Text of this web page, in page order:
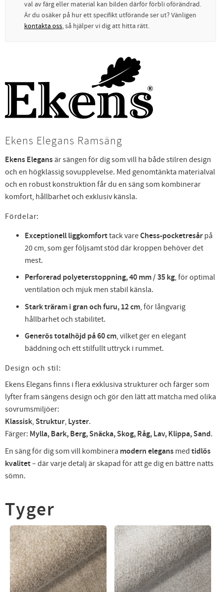
val av färg eller material kan bilden därför förbli oförändrad.
Är du osäker på hur ett specifikt utförande ser ut? Vänligen
kontakta oss, så hjälper vi dig att hitta rätt.
Ekens Elegans Ramsäng
Ekens Elegans är sängen för dig som vill ha både stilren design
och en högklassig sovupplevelse. Med genomtänkta materialval
och en robust konstruktion får du en säng som kombinerar
komfort, hållbarhet och exklusiv känsla.
Fördelar:
Exceptionell liggkomforttack vareChess-pocketresår på
20 cm, som ger följsamt stöd där kroppen behöver det
mest.
Perforerad polyeterstoppning, 40 mm / 35 kg, för optimal
ventilation och mjuk men stabil känsla.
Stark träram i gran och furu, 12 cm, för långvarig
hållbarhet och stabilitet.
Generös totalhöjd på 60 cm, vilket ger en elegant
bäddning och ett stilfullt uttryck i rummet.
Design och stil:
Ekens Elegans finns i flera exklusiva strukturer och färger som
lyfter fram sängens design och gör den lätt att matcha med olika
sovrumsmiljöer:
Klassisk, Struktur, Lyster.
Färger: Mylla, Bark, Berg, Snäcka, Skog, Råg, Lav, Klippa, Sand.
En säng för dig som vill kombinera modern elegans med tidlös
kvalitet– där varje detalj är skapad för att ge dig en bättre natts
sömn.
Tyger